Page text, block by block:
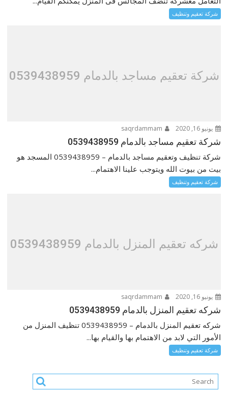
شركة تعقيم وتنظيف
شركة تعقيم مساجد بالدمام 0539438959
يونيو 16, 2020
شركة تعقيم مساجد بالدمام 0539438959
شركة تنظيف وتعقيم مساجد بالدمام – 0539438959 المسجد هو
بيت من بيوت الله ويتوجب علينا الاهتمام...
شركة تعقيم وتنظيف
شركه تعقيم المنزل بالدمام 0539438959
يونيو 16, 2020
شركه تعقيم المنزل بالدمام 0539438959
شركه تعقيم المنزل بالدمام – 0539438959 تنظيف المنزل من
الأمور التي لابد من الاهتمام بها والقيام بها...
شركة تعقيم وتنظيف